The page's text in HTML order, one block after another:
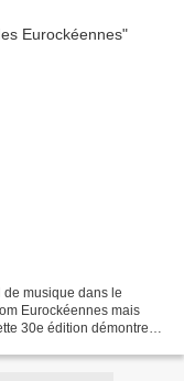
de musique dans le
Eurockéennes mais
30e édition démontre